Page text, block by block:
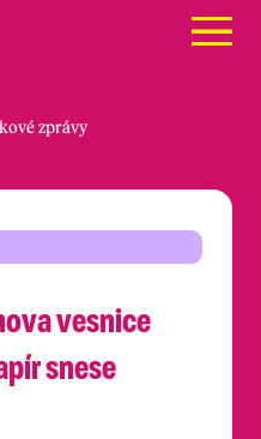
Menu
zprávy
vesnice
snese